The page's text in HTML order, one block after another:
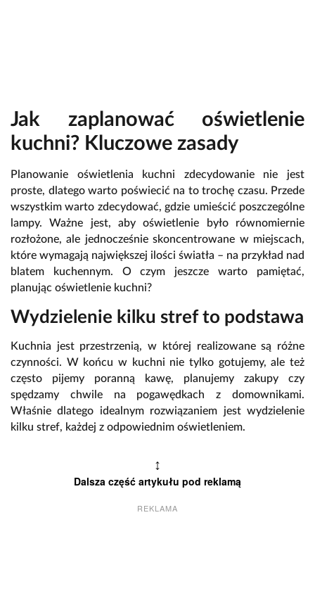
Jak zaplanować oświetlenie
kuchni? Kluczowe zasady
Planowanie oświetlenia kuchni zdecydowanie nie jest
proste, dlatego warto poświecić na to trochę czasu. Przede
wszystkim warto zdecydować, gdzie umieścić poszczególne
lampy. Ważne jest, aby oświetlenie było równomiernie
rozłożone, ale jednocześnie skoncentrowane w miejscach,
które wymagają największej ilości światła – na przykład nad
blatem kuchennym. O czym jeszcze warto pamiętać,
planując oświetlenie kuchni?
Wydzielenie kilku stref to podstawa
Kuchnia jest przestrzenią, w której realizowane są różne
czynności. W końcu w kuchni nie tylko gotujemy, ale też
często pijemy poranną kawę, planujemy zakupy czy
spędzamy chwile na pogawędkach z domownikami.
Właśnie dlatego idealnym rozwiązaniem jest wydzielenie
kilku stref, każdej z odpowiednim oświetleniem.
↕
Dalsza część artykułu pod reklamą
REKLAMA